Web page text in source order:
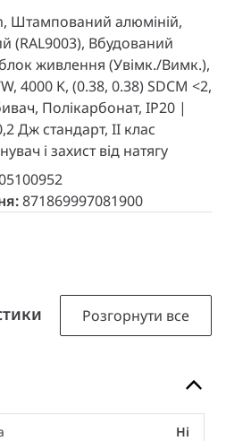
Штампований алюміній,
(RAL9003), Вбудований
живлення (Увімк./Вимк.),
4000 K, (0.38, 0.38) SDCM <2,
Полікарбонат, IP20 |
Дж стандарт, II клас
і захист від натягу
871869997081900
Розгорнути все
Ні